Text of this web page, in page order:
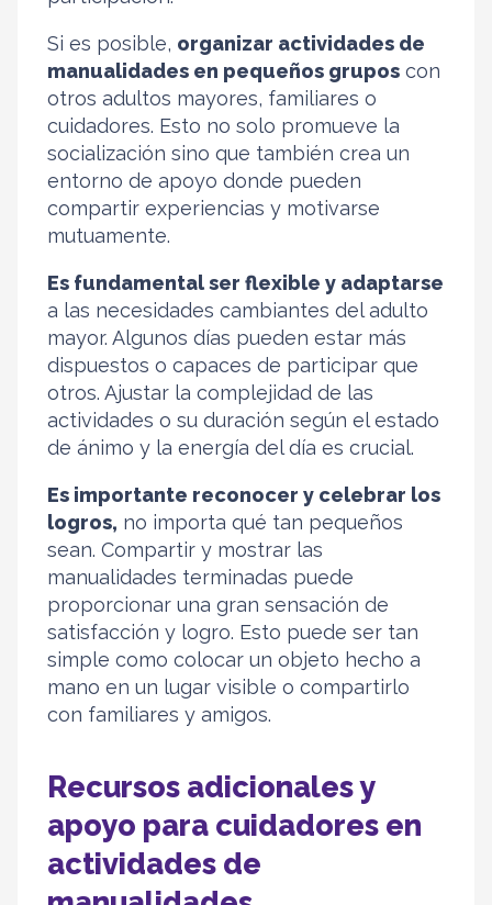
Si es posible, organizar actividades de
manualidades en pequeños grupos con
otros adultos mayores, familiares o
cuidadores. Esto no solo promueve la
socialización sino que también crea un
entorno de apoyo donde pueden
compartir experiencias y motivarse
mutuamente.
Es fundamental ser flexible y adaptarse
a las necesidades cambiantes del adulto
mayor. Algunos días pueden estar más
dispuestos o capaces de participar que
otros. Ajustar la complejidad de las
actividades o su duración según el estado
de ánimo y la energía del día es crucial.
Es importante reconocer y celebrar los
logros, no importa qué tan pequeños
sean. Compartir y mostrar las
manualidades terminadas puede
proporcionar una gran sensación de
satisfacción y logro. Esto puede ser tan
simple como colocar un objeto hecho a
mano en un lugar visible o compartirlo
con familiares y amigos.
Recursos adicionales y
apoyo para cuidadores en
actividades de